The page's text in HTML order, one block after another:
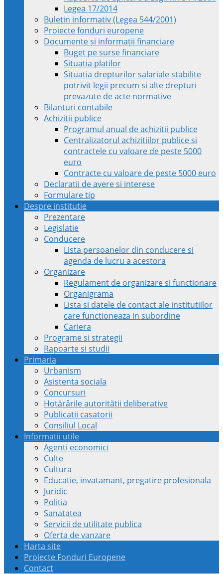
Legea 17/2014
Buletin informativ (Legea 544/2001)
Proiecte fonduri europene
Documente și informații financiare
Buget pe surse financiare
Situatia platilor
Situatia drepturilor salariale stabilite
potrivit legii precum si alte drepturi
prevazute de acte normative
Bilanturi contabile
Achizitii publice
Programul anual de achizitii publice
Centralizatorul achizitiilor publice si
contractele cu valoare de peste 5000
euro
Contracte cu valoare de peste 5000 euro
Declaratii de avere si interese
Formulare tip
Despre institutie
Prezentare
Legislatie
Conducere
Lista persoanelor din conducere si
agenda de lucru a acestora
Organizare
Regulament de organizare si functionare
Organigrama
Lista si datele de contact ale institutiilor
care functioneaza in subordine
Cariera
Programe si strategii
Rapoarte si studii
Primaria
Urbanism
Asistenta sociala
Concursuri
Hotărârile autorității deliberative
Publicatii casatorii
Consiliul Local
Informatii utile
Agenti economici
Culte
Cultura
Educatie, invatamant, pregatire profesionala
Juridic
Politia
Sanatatea
Servicii de utilitate publica
Oferta de vanzare
Harta site
Proiecte Fonduri Europene
Contact